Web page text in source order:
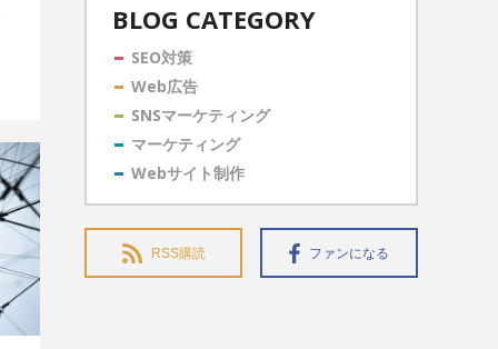
BLOG CATEGORY
SEO対策
Web広告
SNSマーケティング
マーケティング
Webサイト制作
RSS購読 ファンになる